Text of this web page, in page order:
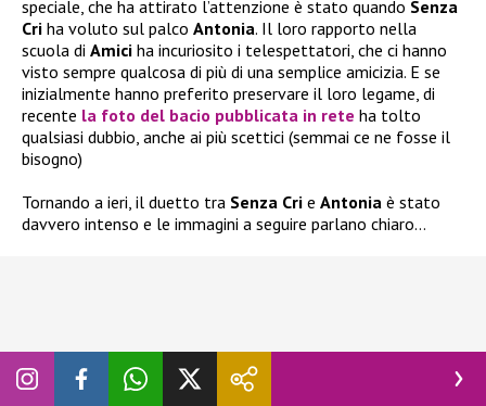
speciale, che ha attirato l’attenzione è stato quando Senza
Cri ha voluto sul palco Antonia. Il loro rapporto nella
scuola di Amici ha incuriosito i telespettatori, che ci hanno
visto sempre qualcosa di più di una semplice amicizia. E se
inizialmente hanno preferito preservare il loro legame, di
recente la foto del bacio pubblicata in rete ha tolto
qualsiasi dubbio, anche ai più scettici (semmai ce ne fosse il
bisogno)
Tornando a ieri, il duetto tra Senza Cri e Antonia è stato
davvero intenso e le immagini a seguire parlano chiaro…